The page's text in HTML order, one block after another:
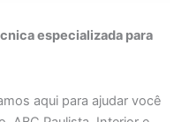
especializada para
aqui para ajudar você